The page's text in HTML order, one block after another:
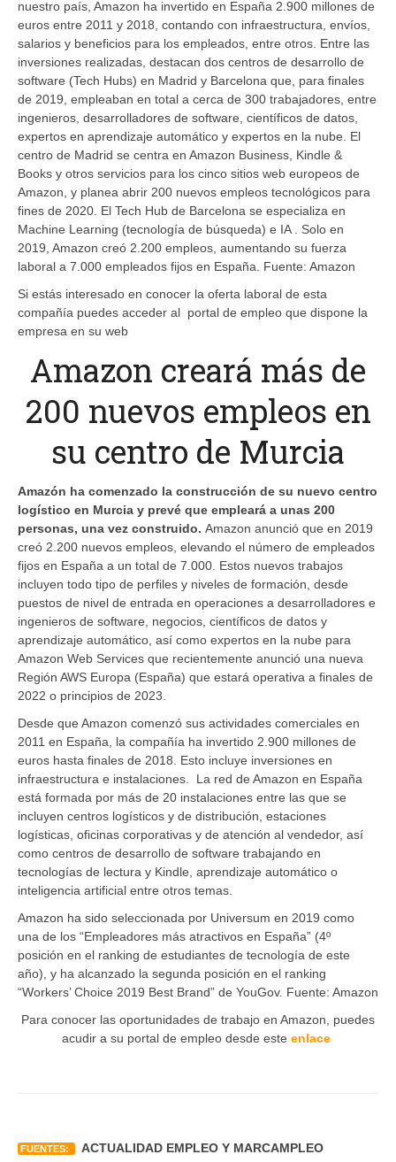
nuestro país, Amazon ha invertido en España 2.900 millones de
euros entre 2011 y 2018, contando con infraestructura, envíos,
salarios y beneficios para los empleados, entre otros. Entre las
inversiones realizadas, destacan dos centros de desarrollo de
software (Tech Hubs) en Madrid y Barcelona que, para finales
de 2019, empleaban en total a cerca de 300 trabajadores, entre
ingenieros, desarrolladores de software, científicos de datos,
expertos en aprendizaje automático y expertos en la nube. El
centro de Madrid se centra en Amazon Business, Kindle &
Books y otros servicios para los cinco sitios web europeos de
Amazon, y planea abrir 200 nuevos empleos tecnológicos para
fines de 2020. El Tech Hub de Barcelona se especializa en
Machine Learning (tecnología de búsqueda) e IA . Solo en
2019, Amazon creó 2.200 empleos, aumentando su fuerza
laboral a 7.000 empleados fijos en España. Fuente: Amazon
Si estás interesado en conocer la oferta laboral de esta
compañía puedes acceder al portal de empleo que dispone la
empresa en su web
Amazon creará más de
200 nuevos empleos en
su centro de Murcia
Amazón ha comenzado la construcción de su nuevo centro
logístico en Murcia y prevé que empleará a unas 200
personas, una vez construido. Amazon anunció que en 2019
creó 2.200 nuevos empleos, elevando el número de empleados
fijos en España a un total de 7.000. Estos nuevos trabajos
incluyen todo tipo de perfiles y niveles de formación, desde
puestos de nivel de entrada en operaciones a desarrolladores e
ingenieros de software, negocios, científicos de datos y
aprendizaje automático, así como expertos en la nube para
Amazon Web Services que recientemente anunció una nueva
Región AWS Europa (España) que estará operativa a finales de
2022 o principios de 2023.
Desde que Amazon comenzó sus actividades comerciales en
2011 en España, la compañía ha invertido 2.900 millones de
euros hasta finales de 2018. Esto incluye inversiones en
infraestructura e instalaciones. La red de Amazon en España
está formada por más de 20 instalaciones entre las que se
incluyen centros logísticos y de distribución, estaciones
logísticas, oficinas corporativas y de atención al vendedor, así
como centros de desarrollo de software trabajando en
tecnologías de lectura y Kindle, aprendizaje automático o
inteligencia artificial entre otros temas.
Amazon ha sido seleccionada por Universum en 2019 como
una de los “Empleadores más atractivos en España” (4º
posición en el ranking de estudiantes de tecnología de este
año), y ha alcanzado la segunda posición en el ranking
“Workers’ Choice 2019 Best Brand” de YouGov. Fuente: Amazon
Para conocer las oportunidades de trabajo en Amazon, puedes
acudir a su portal de empleo desde este enlace
FUENTES: ACTUALIDAD EMPLEO Y MARCAMPLEO